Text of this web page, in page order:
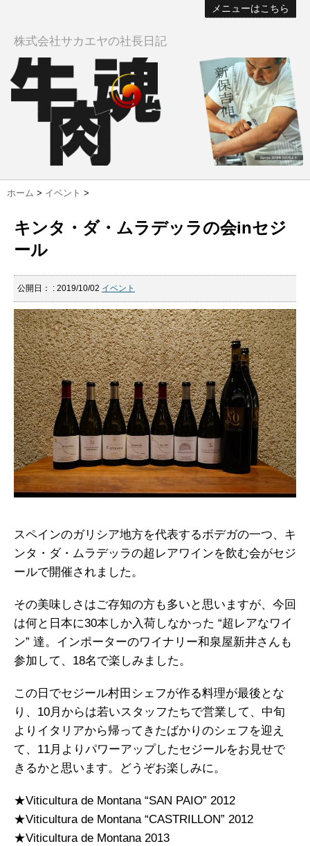
メニューはこちら
株式会社サカエヤの社長日記
ホーム > イベント >
キンタ・ダ・ムラデッラの会inセジ
ール
公開日： : 2019/10/02 イベント
スペインのガリシア地方を代表するボデガの一つ、キ
ンタ・ダ・ムラデッラの超レアワインを飲む会がセジ
ールで開催されました。
その美味しさはご存知の方も多いと思いますが、今回
は何と日本に30本しか入荷しなかった “超レアなワイ
ン” 達。インポーターのワイナリー和泉屋新井さんも
参加して、18名で楽しみました。
この日でセジール村田シェフが作る料理が最後とな
り、10月からは若いスタッフたちで営業して、中旬
よりイタリアから帰ってきたばかりのシェフを迎え
て、11月よりパワーアップしたセジールをお見せで
きるかと思います。どうぞお楽しみに。
★Viticultura de Montana “SAN PAIO” 2012
★Viticultura de Montana “CASTRILLON” 2012
★Viticultura de Montana 2013